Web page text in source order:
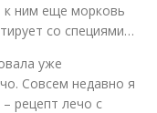
к ним еще морковь
со специями…
уже
Совсем недавно я
рецепт лечо с